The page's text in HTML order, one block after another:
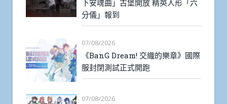
下安魂曲」古堡開放 精英人形「六
分儀」報到
07/08/2026
《BanG Dream! 交織的樂章》國際
服封閉測試正式開跑
07/08/2026